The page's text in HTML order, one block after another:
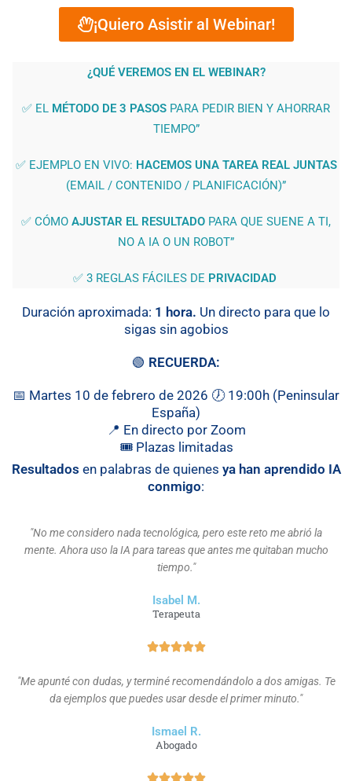
¡Quiero Asistir al Webinar!
¿QUÉ VEREMOS EN EL WEBINAR?
✅ EL MÉTODO DE 3 PASOS PARA PEDIR BIEN Y AHORRAR
TIEMPO”
✅ EJEMPLO EN VIVO: HACEMOS UNA TAREA REAL JUNTAS
(EMAIL / CONTENIDO / PLANIFICACIÓN)”
✅ CÓMO AJUSTAR EL RESULTADO PARA QUE SUENE A TI,
NO A IA O UN ROBOT”
✅ 3 REGLAS FÁCILES DE PRIVACIDAD
Duración aproximada: 1 hora. Un directo para que lo
sigas sin agobios
🟢 RECUERDA:
📅 Martes 10 de febrero de 2026 🕖 19:00h (Peninsular
España)
📍 En directo por Zoom
🎟️ Plazas limitadas
Resultados en palabras de quienes ya han aprendido IA
conmigo:
"No me considero nada tecnológica, pero este reto me abrió la
mente. Ahora uso la IA para tareas que antes me quitaban mucho
tiempo."
Isabel M.
Terapeuta
"Me apunté con dudas, y terminé recomendándolo a dos amigas. Te
da ejemplos que puedes usar desde el primer minuto."
Ismael R.
Abogado